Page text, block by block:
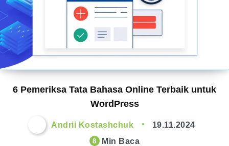
6 Pemeriksa Tata Bahasa Online Terbaik untuk
WordPress
Andrii Kostashchuk 19.11.2024
8 Min Baca